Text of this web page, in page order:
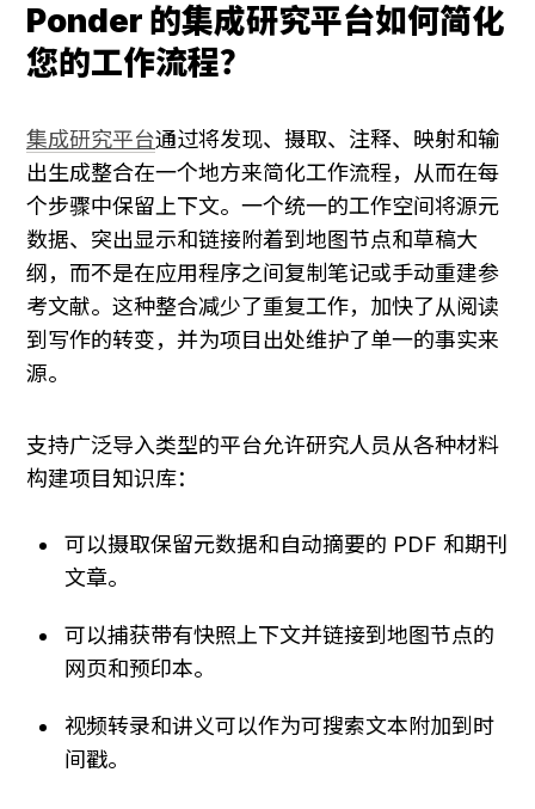
Ponder 的集成研究平台如何简化
您的工作流程？
集成研究平台通过将发现、摄取、注释、映射和输
出生成整合在一个地方来简化工作流程，从而在每
个步骤中保留上下文。一个统一的工作空间将源元
数据、突出显示和链接附着到地图节点和草稿大
纲，而不是在应用程序之间复制笔记或手动重建参
考文献。这种整合减少了重复工作，加快了从阅读
到写作的转变，并为项目出处维护了单一的事实来
源。
支持广泛导入类型的平台允许研究人员从各种材料
构建项目知识库：
可以摄取保留元数据和自动摘要的 PDF 和期刊
文章。
可以捕获带有快照上下文并链接到地图节点的
网页和预印本。
视频转录和讲义可以作为可搜索文本附加到时
间戳。